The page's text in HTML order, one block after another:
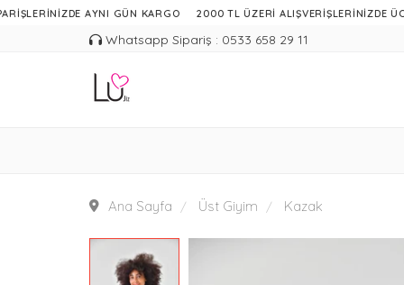
AYNI GÜN KARGO 2000 TL ÜZERİ ALIŞVERİŞLERİNİZDE ÜCRETSİZ
Whatsapp Sipariş : 0533 658 29 11
Ana Sayfa Üst Giyim Kazak